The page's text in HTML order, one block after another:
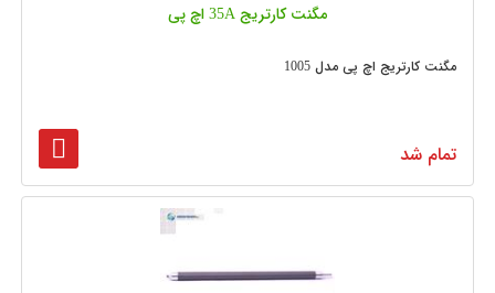
مگنت کارتریج 35A اچ پی
مگنت کارتریج اچ پی مدل 1005
تمام شد